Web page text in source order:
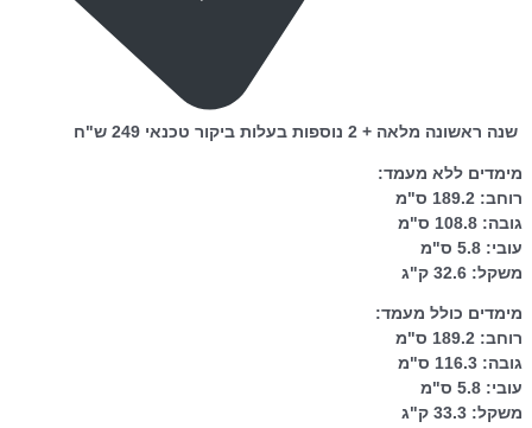
שנה ראשונה מלאה + 2 נוספות בעלות ביקור טכנאי 249 ש"ח
מימדים ללא מעמד:
רוחב: 189.2 ס"מ
גובה: 108.8 ס"מ
עובי: 5.8 ס"מ
משקל: 32.6 ק"ג
מימדים כולל מעמד:
רוחב: 189.2 ס"מ
גובה: 116.3 ס"מ
עובי: 5.8 ס"מ
משקל: 33.3 ק"ג